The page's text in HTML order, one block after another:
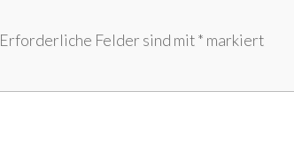
Erforderliche Felder sind mit* markiert